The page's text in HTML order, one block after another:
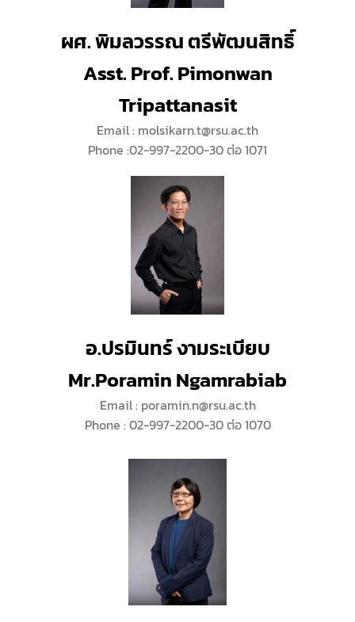
ผศ. พิมลวรรณ ตรีพัฒนสิทธิ์
Asst. Prof. Pimonwan
Tripattanasit
Email : molsikarn.t@rsu.ac.th
Phone :02-997-2200-30 ต่อ 1071
อ.ปรมินทร์ งามระเบียบ
Mr.Poramin Ngamrabiab
Email : poramin.n@rsu.ac.th
Phone : 02-997-2200-30 ต่อ 1070